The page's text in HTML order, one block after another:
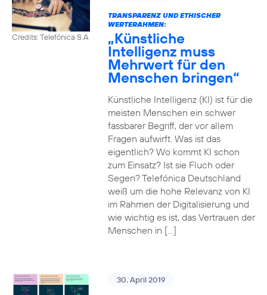
Credits: Telefónica S.A
TRANSPARENZ UND ETHISCHER
WERTERAHMEN:
„Künstliche
Intelligenz muss
Mehrwert für den
Menschen bringen“
Künstliche Intelligenz (KI) ist für die
meisten Menschen ein schwer
fassbarer Begriff, der vor allem
Fragen aufwirft. Was ist das
eigentlich? Wo kommt KI schon
zum Einsatz? Ist sie Fluch oder
Segen? Telefónica Deutschland
weiß um die hohe Relevanz von KI
im Rahmen der Digitalisierung und
wie wichtig es ist, das Vertrauen der
Menschen in […]
30. April 2019